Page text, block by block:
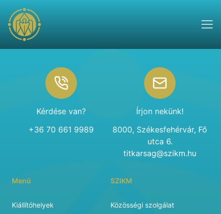
Kérdése van?
+36 70 661 9989
Írjon nekünk!
8000, Székesfehérvár, Fő
utca 6.
titkarsag@szikm.hu
Menü
Kiállítóhelyek
SZIKM
Közösségi szolgálat